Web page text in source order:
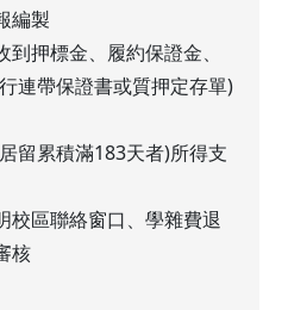
編製
押標金、履約保證金、
連帶保證書或質押定存單)
留累積滿183天者)所得支
校區聯絡窗口、學雜費退
核